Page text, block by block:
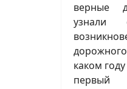
верные
узнали
каком